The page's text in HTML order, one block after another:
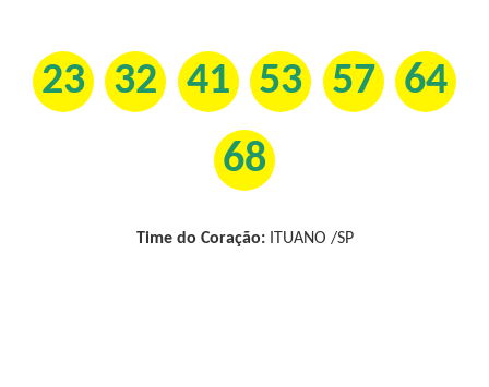
23 32 41 53 57
64
68
Time do Coração:ITUANO /SP